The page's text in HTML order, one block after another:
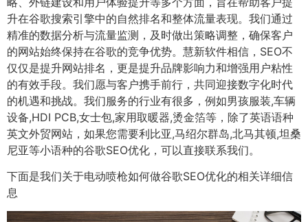
升在谷歌搜索引擎中的自然排名和整体流量表现。我们通过
精准的数据分析与流量监测，及时做出策略调整，确保客户
的网站始终保持在谷歌的竞争优势。慧新软件相信，SEO不
仅仅是提升网站排名，更是提升品牌影响力和增强用户粘性
的有效手段。我们愿与客户携手前行，共同迎接数字化时代
的机遇和挑战。我们服务的行业有很多，例如男孩服装,车辆
设备,HDI PCB,女士包,家用取暖器,烫金箔等，除了英语语种
英文外贸网站，如果您需要利比亚,马绍尔群岛,北马其顿,坦桑
尼亚等小语种的谷歌SEO优化，可以直接联系我们。
下面是我们关于电动喷枪如何做谷歌SEO优化的相关详细信
息